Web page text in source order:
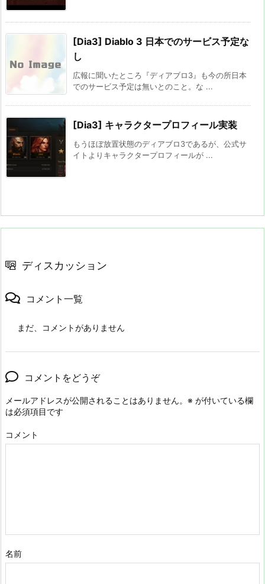
[Dia3] Diablo 3 日本でのサービス予定な
し
広報に聞いたところ『ディアブロ3』も今の所日本
でのサービス予定は無いとのこと。な ...
[Dia3] キャラクタープロフィール実装
もうほぼ放置状態のディアブロ3であるが、公式サ
イトよりキャラクタープロフィールが ...
ディスカッション
コメント一覧
まだ、コメントがありません
コメントをどうぞ
メールアドレスが公開されることはありません。 ※ が付いている欄
は必須項目です
コメント
名前